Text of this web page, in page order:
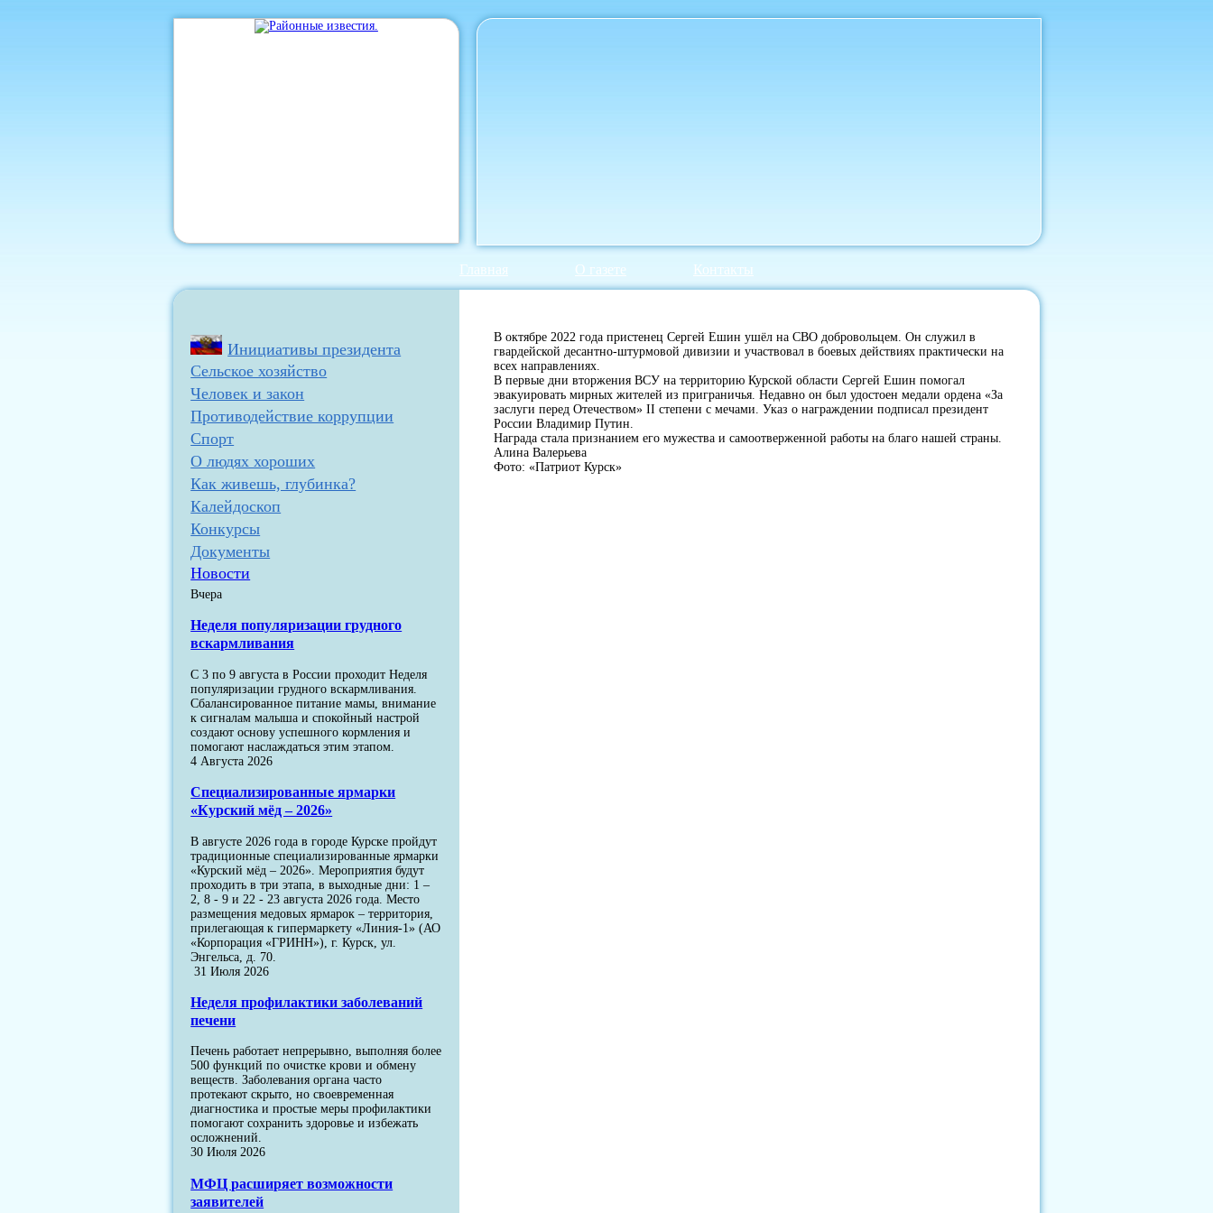
Главная О газете Контакты
Инициативы президента
Сельское хозяйство
Человек и закон
Противодействие коррупции
Спорт
О людях хороших
Как живешь, глубинка?
Калейдоскоп
Конкурсы
Документы
Новости
Вчера
Неделя популяризации грудного
вскармливания
С 3 по 9 августа в России проходит Неделя
популяризации грудного вскармливания.
Сбалансированное питание мамы, внимание
к сигналам малыша и спокойный настрой
создают основу успешного кормления и
помогают наслаждаться этим этапом.
4 Августа 2026
Специализированные ярмарки
«Курский мёд – 2026»
В августе 2026 года в городе Курске пройдут
традиционные специализированные ярмарки
«Курский мёд – 2026». Мероприятия будут
проходить в три этапа, в выходные дни: 1 –
2, 8 - 9 и 22 - 23 августа 2026 года. Место
размещения медовых ярмарок – территория,
прилегающая к гипермаркету «Линия-1» (АО
«Корпорация «ГРИНН»), г. Курск, ул.
Энгельса, д. 70.
31 Июля 2026
Неделя профилактики заболеваний
печени
Печень работает непрерывно, выполняя более
500 функций по очистке крови и обмену
веществ. Заболевания органа часто
протекают скрыто, но своевременная
диагностика и простые меры профилактики
помогают сохранить здоровье и избежать
осложнений.
30 Июля 2026
МФЦ расширяет возможности
заявителей
В октябре 2022 года пристенец Сергей Ешин ушёл на СВО добровольцем. Он служил в
гвардейской десантно-штурмовой дивизии и участвовал в боевых действиях практически на
всех направлениях.
В первые дни вторжения ВСУ на территорию Курской области Сергей Ешин помогал
эвакуировать мирных жителей из приграничья. Недавно он был удостоен медали ордена «За
заслуги перед Отечеством» II степени с мечами. Указ о награждении подписал президент
России Владимир Путин.
Награда стала признанием его мужества и самоотверженной работы на благо нашей страны.
Алина Валерьева
Фото: «Патриот Курск»